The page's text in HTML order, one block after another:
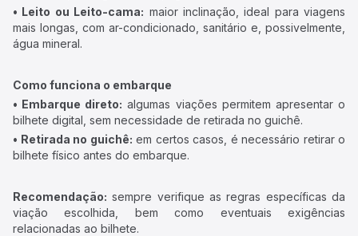
• Leito ou Leito-cama: maior inclinação, ideal para viagens
mais longas, com ar-condicionado, sanitário e, possivelmente,
água mineral.
Como funciona o embarque
• Embarque direto: algumas viações permitem apresentar o
bilhete digital, sem necessidade de retirada no guichê.
• Retirada no guichê: em certos casos, é necessário retirar o
bilhete físico antes do embarque.
Recomendação: sempre verifique as regras específicas da
viação escolhida, bem como eventuais exigências
relacionadas ao bilhete.